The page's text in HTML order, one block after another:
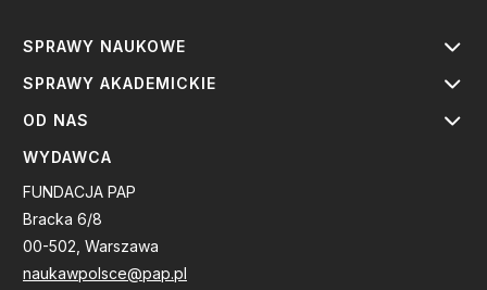
SPRAWY NAUKOWE
SPRAWY AKADEMICKIE
OD NAS
WYDAWCA
FUNDACJA PAP
Bracka 6/8
00-502, Warszawa
naukawpolsce@pap.pl